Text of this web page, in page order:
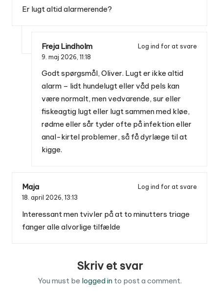
Er lugt altid alarmerende?
Freja Lindholm
Log ind for at svare
9. maj 2026, 11:18
Godt spørgsmål, Oliver. Lugt er ikke altid
alarm – lidt hundelugt eller våd pels kan
være normalt, men vedvarende, sur eller
fiskeagtig lugt eller lugt sammen med kløe,
rødme eller sår tyder ofte på infektion eller
anal-kirtel problemer, så få dyrlæge til at
kigge.
Maja
Log ind for at svare
18. april 2026, 13:13
Interessant men tvivler på at to minutters triage
fanger alle alvorlige tilfælde
Skriv et svar
You must be logged into post a comment.